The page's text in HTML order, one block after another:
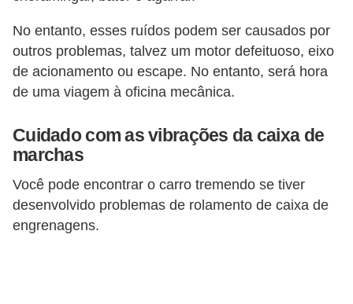
No entanto, esses ruídos podem ser causados ​​por
outros problemas, talvez um motor defeituoso, eixo
de acionamento ou escape. No entanto, será hora
de uma viagem à oficina mecânica.
Cuidado com as vibrações da caixa de
marchas
Você pode encontrar o carro tremendo se tiver
desenvolvido problemas de rolamento de caixa de
engrenagens.
a
e
n
u
t
e
n